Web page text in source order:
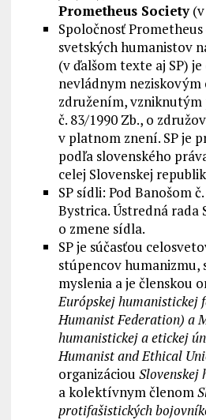
Prometheus Society(v
Spoločnosť
svetských humanistov
(v ďalšom texte aj SP)
nevládnym neziskovým
združením, vzniknutým
č. 83/1990 Zb., o
v platnom znení. SP je
podľa slovenského
celej Slovenskej
SP sídli: Pod Banošom
Bystrica. Ústredná rada
o zmene sídla.
SP je súčasťou
stúpencov humanizmu,
myslenia a je členskou
Európskej humanistickej
Humanist Federation) a
humanistickej a etickej
Humanist and Ethical
organizáciou Slovenskej
a kolektívnym členom
protifašistických